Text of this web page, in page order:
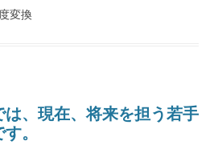
変換
、現在、将来を担う若手
。